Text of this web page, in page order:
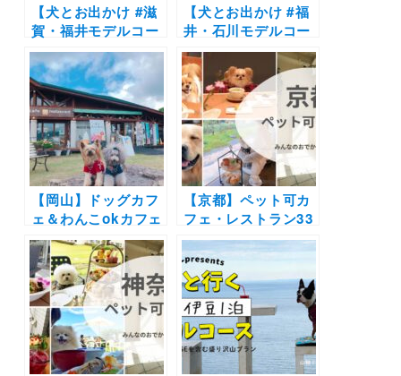
【犬とお出かけ #滋
賀・福井モデルコー
ス】愛犬と洋食店や
人気宿に泊まるプラ
ン！木のした料理店
～びわ湖松の浦別邸
～メタセコイア並木
～東尋坊
【犬とお出かけ #福
井・石川モデルコー
ス】ワンちゃん連れ
専用グランピング施
設や大人気の海が見
えるカフェを大満喫
プラン！cafe Mare
～KUMA TO
KOGUMA～グラン
ハイド小松～近江市
場
【岡山】ドッグカフ
ェ＆わんこokカフェ
の写真レポートまと
め16選 | 倉敷に牛窓
そして蒜山の人気エ
リアの絶景カフェや
牡蠣や海鮮・パンケ
ーキを愛犬と一緒に
♪
【京都】ペット可カ
フェ・レストラン33
選！店内OKの和菓
子店やドッグラン付
きのカフェまとめ｜
実際のおでかけレポ
ート付き